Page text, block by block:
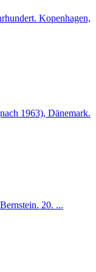
Kopenhagen,
1963), Dänemark.
20. ...